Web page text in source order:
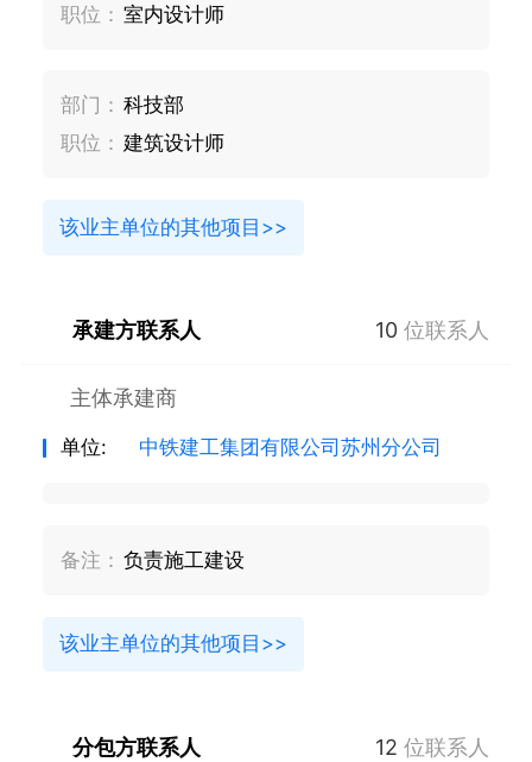
职位： 室内设计师
部门： 科技部
职位： 建筑设计师
该业主单位的其他项目>>
承建方联系人 10 位联系人
主体承建商
单位: 中铁建工集团有限公司苏州分公司
备注： 负责施工建设
该业主单位的其他项目>>
分包方联系人 12 位联系人